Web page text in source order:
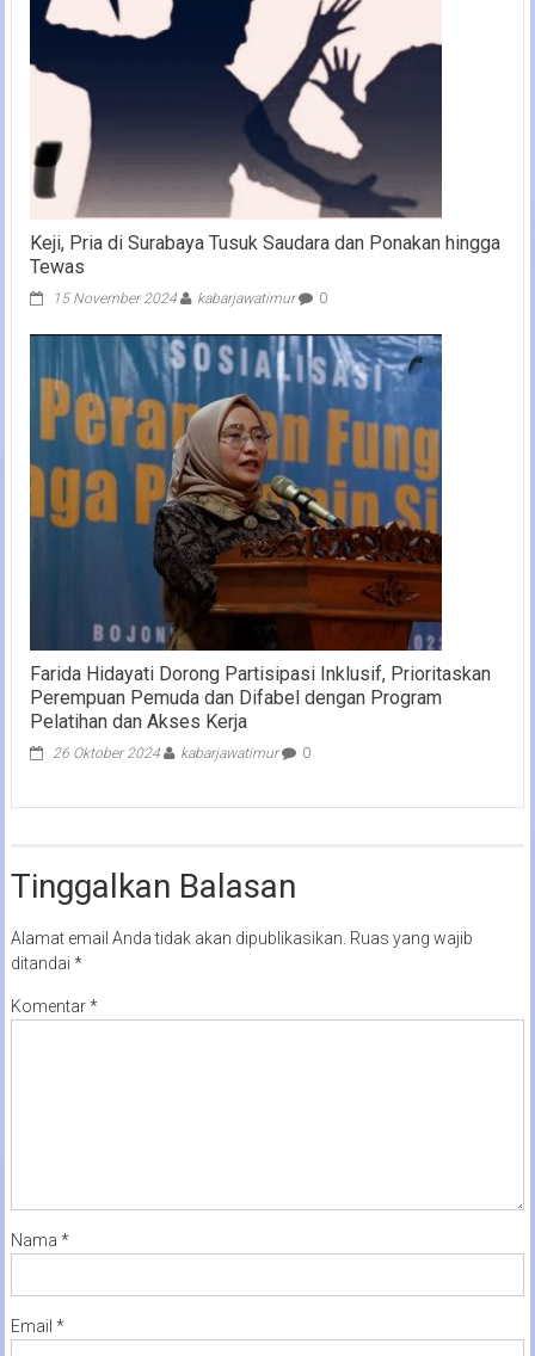
Keji, Pria di Surabaya Tusuk Saudara dan Ponakan hingga
Tewas
15 November 2024 kabarjawatimur 0
Farida Hidayati Dorong Partisipasi Inklusif, Prioritaskan
Perempuan Pemuda dan Difabel dengan Program
Pelatihan dan Akses Kerja
26 Oktober 2024 kabarjawatimur 0
Tinggalkan Balasan
Alamat email Anda tidak akan dipublikasikan. Ruas yang wajib
ditandai *
Komentar*
Nama *
Email *